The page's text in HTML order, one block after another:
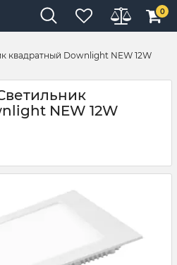
0
квадратный Downlight NEW 12W
NEW 12W